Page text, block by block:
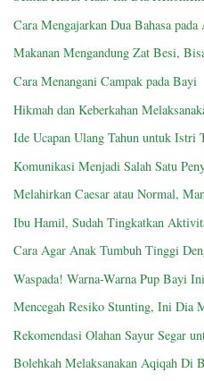
Cara Mengajarkan Dua Bahasa pada
Makanan Mengandung Zat Besi,
Cara Menangani Campak pada Bayi
Hikmah dan Keberkahan
Ide Ucapan Ulang Tahun untuk Istri
Komunikasi Menjadi Salah Satu
Melahirkan Caesar atau Normal,
Ibu Hamil, Sudah Tingkatkan
Cara Agar Anak Tumbuh Tinggi
Waspada! Warna-Warna Pup Bayi
Mencegah Resiko Stunting, Ini Dia
Rekomendasi Olahan Sayur Segar
Bolehkah Melaksanakan Aqiqah Di